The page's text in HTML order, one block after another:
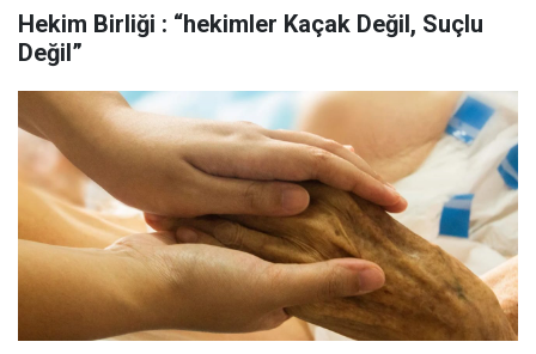
Hekim Birliği : “hekimler Kaçak Değil, Suçlu
Değil”